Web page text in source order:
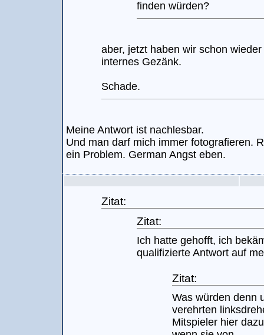
finden würden?
aber, jetzt haben wir schon
internes Gezänk.
Schade.
Meine Antwort ist nachlesbar.
Und man darf mich immer fotografieren.
ein Problem. German Angst eben.
Zitat:
Zitat:
Ich hatte gehofft, ich
qualifizierte Antwort auf
Zitat:
Was würden denn
verehrten
Mitspieler hier